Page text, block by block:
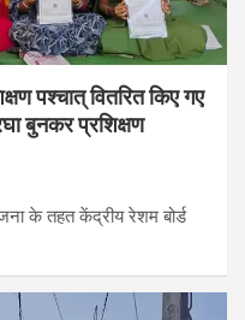
पश्चात् वितरित किए गए
बुनकर प्रशिक्षण
के तहत केंद्रीय रेशम बोर्ड